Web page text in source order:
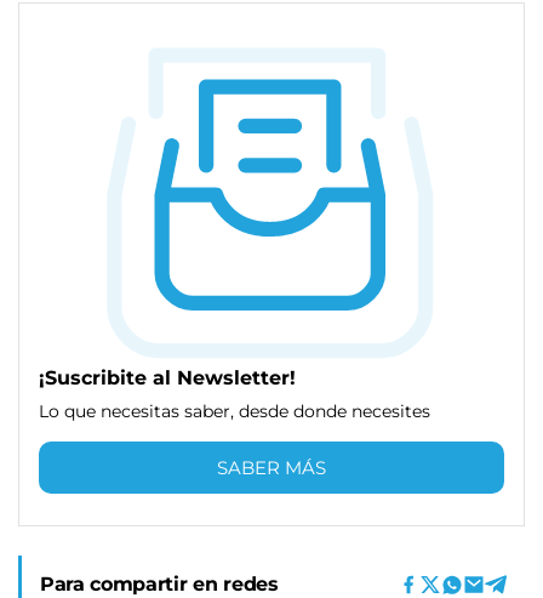
¡Suscribite al Newsletter!
Lo que necesitas saber, desde donde necesites
SABER MÁS
Para compartir en redes